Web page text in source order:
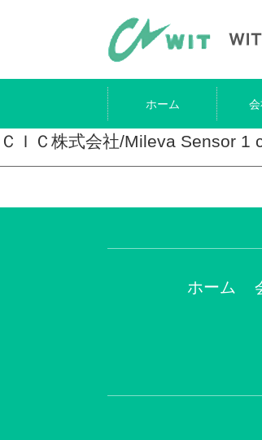
ホーム
ＣＩＣ株式会社/Mileva Sensor 1
ホーム